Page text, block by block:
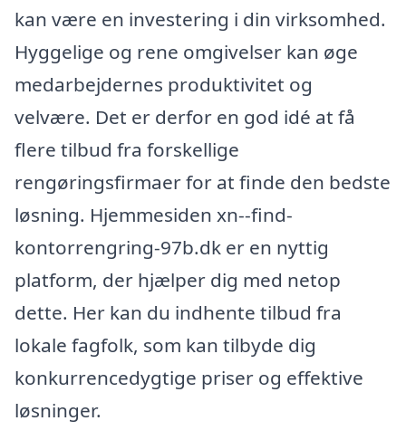
kan være en investering i din virksomhed.
Hyggelige og rene omgivelser kan øge
medarbejdernes produktivitet og
velvære. Det er derfor en god idé at få
flere tilbud fra forskellige
rengøringsfirmaer for at finde den bedste
løsning. Hjemmesiden xn--find-
kontorrengring-97b.dk er en nyttig
platform, der hjælper dig med netop
dette. Her kan du indhente tilbud fra
lokale fagfolk, som kan tilbyde dig
konkurrencedygtige priser og effektive
løsninger.